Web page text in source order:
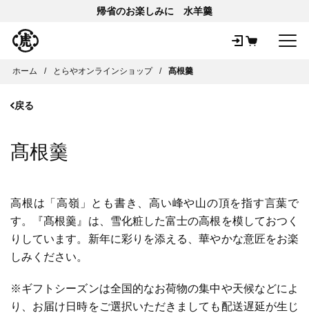
帰省のお楽しみに 水羊羹
ホーム とらやオンラインショップ 髙根羹
戻る
髙根羹
高根は「高嶺」とも書き、高い峰や山の頂を指す言葉で
す。『髙根羹』は、雪化粧した富士の高根を模しておつく
りしています。新年に彩りを添える、華やかな意匠をお楽
しみください。
※ギフトシーズンは全国的なお荷物の集中や天候などによ
り、お届け日時をご選択いただきましても配送遅延が生じ